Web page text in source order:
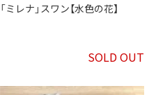
「ミレナ」スワン【水色の花】
SOLD OUT